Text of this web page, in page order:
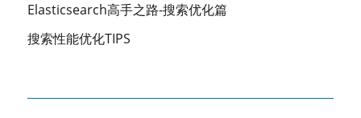
Elasticsearch高手之路-搜索优化篇
搜索性能优化TIPS